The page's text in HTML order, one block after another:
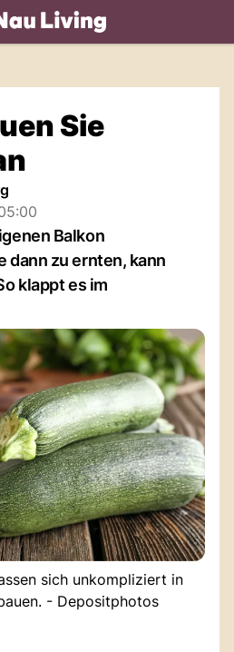
Sie
Balkon
dann zu ernten, kann
klappt es im
sich unkompliziert in
- Depositphotos